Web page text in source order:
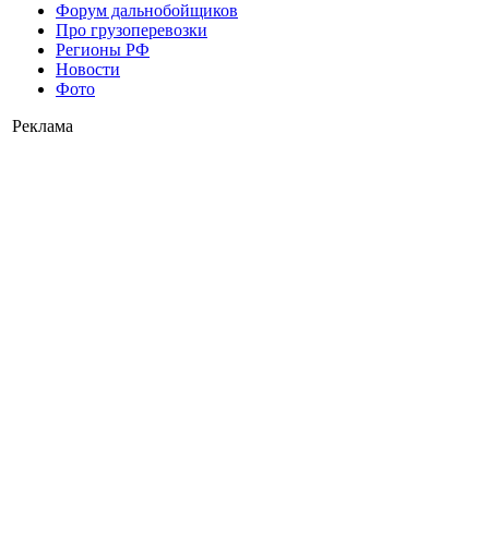
Форум дальнобойщиков
Про грузоперевозки
Регионы РФ
Новости
Фото
Реклама